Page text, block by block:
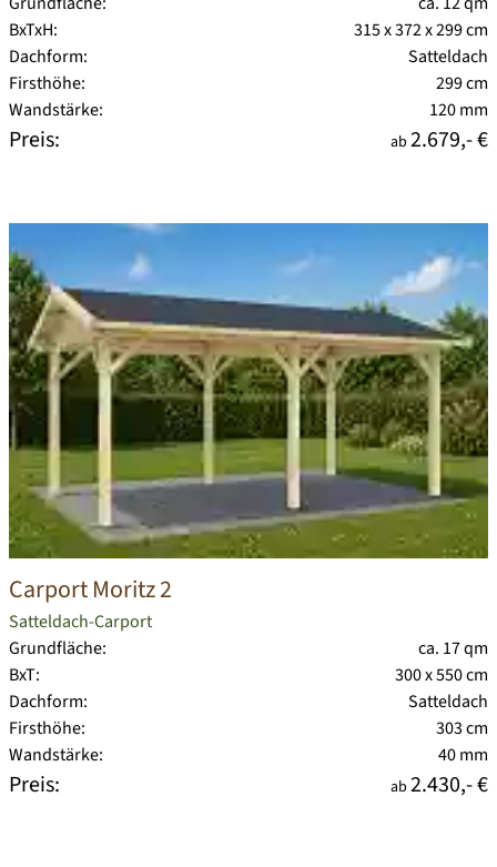
BxTxH:
315 x 372 x 299 cm
Dachform:
Satteldach
Firsthöhe:
299 cm
Wandstärke:
120 mm
Preis: ab 2.679,- €
Carport Moritz 2
Satteldach-Carport
Grundfläche:
ca. 17 qm
BxT:
300 x 550 cm
Dachform:
Satteldach
Firsthöhe:
303 cm
Wandstärke:
40 mm
Preis: ab 2.430,- €